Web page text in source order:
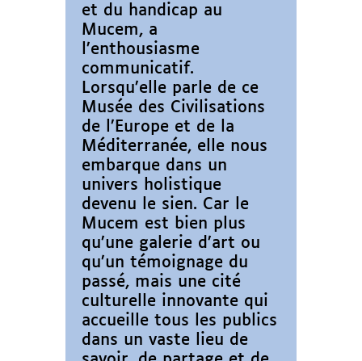
et du handicap au
Mucem, a
l’enthousiasme
communicatif.
Lorsqu’elle parle de ce
Musée des Civilisations
de l’Europe et de la
Méditerranée, elle nous
embarque dans un
univers holistique
devenu le sien. Car le
Mucem est bien plus
qu’une galerie d’art ou
qu’un témoignage du
passé, mais une cité
culturelle innovante qui
accueille tous les publics
dans un vaste lieu de